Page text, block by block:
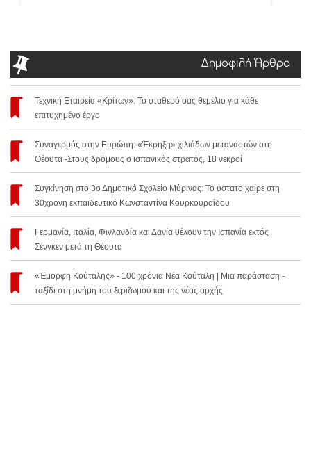
Δημοφιλή Άρθρα
Τεχνική Εταιρεία «Κρίτων»: Το σταθερό σας θεμέλιο για κάθε
επιτυχημένο έργο
Συναγερμός στην Ευρώπη: «Έκρηξη» χιλιάδων μεταναστών στη
Θέουτα -Στους δρόμους ο ισπανικός στρατός, 18 νεκροί
Συγκίνηση στο 3ο Δημοτικό Σχολείο Μύρινας: Το ύστατο χαίρε στη
30χρονη εκπαιδευτικό Κωνσταντίνα Κουρκουραΐδου
Γερμανία, Ιταλία, Φινλανδία και Δανία θέλουν την Ισπανία εκτός
Σένγκεν μετά τη Θέουτα
«Έμορφη Κούταλης» - 100 χρόνια Νέα Κούταλη | Μια παράσταση -
ταξίδι στη μνήμη του ξεριζωμού και της νέας αρχής